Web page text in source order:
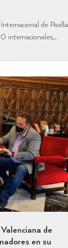
de Paella
internacionales,...
de
en su